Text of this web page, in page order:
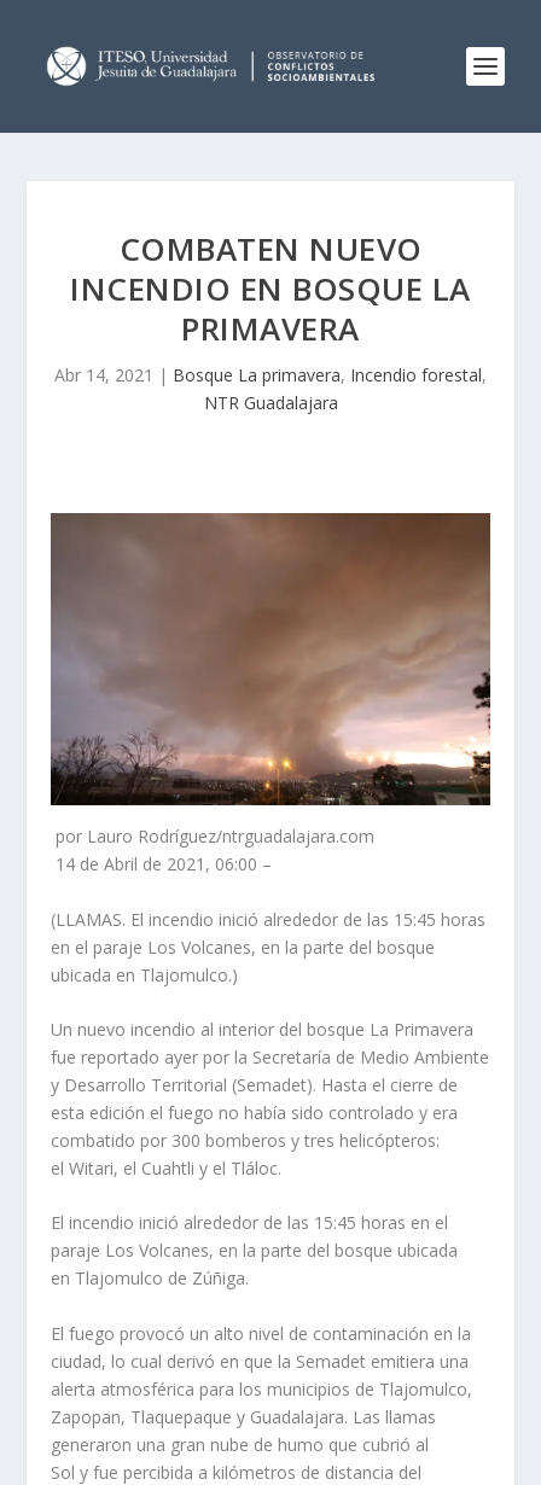
COMBATEN NUEVO
INCENDIO EN BOSQUE LA
PRIMAVERA
Abr 14, 2021 | Bosque La primavera, Incendio forestal,
NTR Guadalajara
por Lauro Rodríguez/ntrguadalajara.com
14 de Abril de 2021, 06:00 –
(LLAMAS. El incendio inició alrededor de las 15:45 horas
en el paraje Los Volcanes, en la parte del bosque
ubicada en Tlajomulco.)
Un nuevo incendio al interior del bosque La Primavera
fue reportado ayer por la Secretaría de Medio Ambiente
y Desarrollo Territorial (Semadet). Hasta el cierre de
esta edición el fuego no había sido controlado y era
combatido por 300 bomberos y tres helicópteros:
el Witari, el Cuahtli y el Tláloc.
El incendio inició alrededor de las 15:45 horas en el
paraje Los Volcanes, en la parte del bosque ubicada
en Tlajomulco de Zúñiga.
El fuego provocó un alto nivel de contaminación en la
ciudad, lo cual derivó en que la Semadet emitiera una
alerta atmosférica para los municipios de Tlajomulco,
Zapopan, Tlaquepaque y Guadalajara. Las llamas
generaron una gran nube de humo que cubrió al
Sol y fue percibida a kilómetros de distancia del